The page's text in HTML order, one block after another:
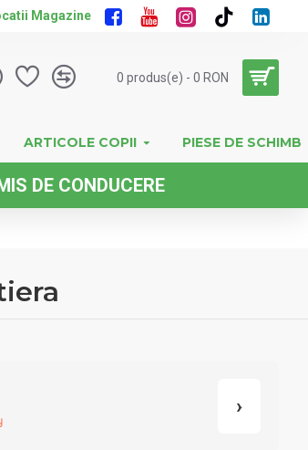
Magazine
0 produs(e) - 0 RON
ARTICOLE COPII PIESE DE SCHIMB
›